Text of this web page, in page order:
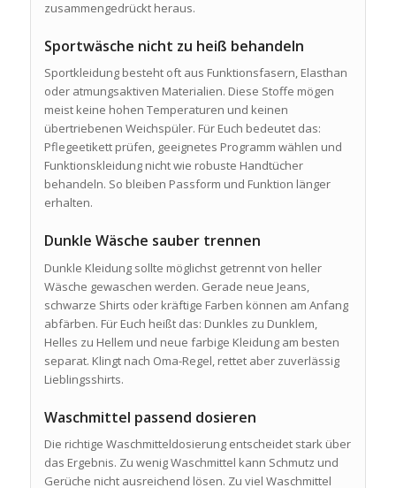
zusammengedrückt heraus.
Sportwäsche nicht zu heiß behandeln
Sportkleidung besteht oft aus Funktionsfasern, Elasthan
oder atmungsaktiven Materialien. Diese Stoffe mögen
meist keine hohen Temperaturen und keinen
übertriebenen Weichspüler. Für Euch bedeutet das:
Pflegeetikett prüfen, geeignetes Programm wählen und
Funktionskleidung nicht wie robuste Handtücher
behandeln. So bleiben Passform und Funktion länger
erhalten.
Dunkle Wäsche sauber trennen
Dunkle Kleidung sollte möglichst getrennt von heller
Wäsche gewaschen werden. Gerade neue Jeans,
schwarze Shirts oder kräftige Farben können am Anfang
abfärben. Für Euch heißt das: Dunkles zu Dunklem,
Helles zu Hellem und neue farbige Kleidung am besten
separat. Klingt nach Oma-Regel, rettet aber zuverlässig
Lieblingsshirts.
Waschmittel passend dosieren
Die richtige Waschmitteldosierung entscheidet stark über
das Ergebnis. Zu wenig Waschmittel kann Schmutz und
Gerüche nicht ausreichend lösen. Zu viel Waschmittel